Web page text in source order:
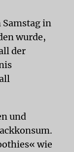
Samstag in
wurde,
der
und
wie